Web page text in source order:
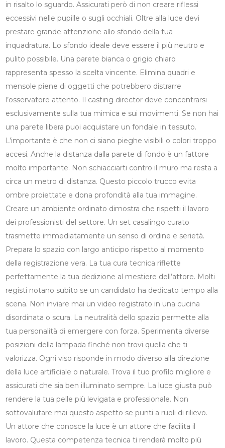
in risalto lo sguardo. Assicurati però di non creare riflessi
eccessivi nelle pupille o sugli occhiali. Oltre alla luce devi
prestare grande attenzione allo sfondo della tua
inquadratura. Lo sfondo ideale deve essere il più neutro e
pulito possibile. Una parete bianca o grigio chiaro
rappresenta spesso la scelta vincente. Elimina quadri e
mensole piene di oggetti che potrebbero distrarre
l’osservatore attento. Il casting director deve concentrarsi
esclusivamente sulla tua mimica e sui movimenti. Se non hai
una parete libera puoi acquistare un fondale in tessuto.
L’importante è che non ci siano pieghe visibili o colori troppo
accesi. Anche la distanza dalla parete di fondo è un fattore
molto importante. Non schiacciarti contro il muro ma resta a
circa un metro di distanza. Questo piccolo trucco evita
ombre proiettate e dona profondità alla tua immagine.
Creare un ambiente ordinato dimostra che rispetti il lavoro
dei professionisti del settore. Un set casalingo curato
trasmette immediatamente un senso di ordine e serietà.
Prepara lo spazio con largo anticipo rispetto al momento
della registrazione vera. La tua cura tecnica riflette
perfettamente la tua dedizione al mestiere dell’attore. Molti
registi notano subito se un candidato ha dedicato tempo alla
scena. Non inviare mai un video registrato in una cucina
disordinata o scura. La neutralità dello spazio permette alla
tua personalità di emergere con forza. Sperimenta diverse
posizioni della lampada finché non trovi quella che ti
valorizza. Ogni viso risponde in modo diverso alla direzione
della luce artificiale o naturale. Trova il tuo profilo migliore e
assicurati che sia ben illuminato sempre. La luce giusta può
rendere la tua pelle più levigata e professionale. Non
sottovalutare mai questo aspetto se punti a ruoli di rilievo.
Un attore che conosce la luce è un attore che facilita il
lavoro. Questa competenza tecnica ti renderà molto più